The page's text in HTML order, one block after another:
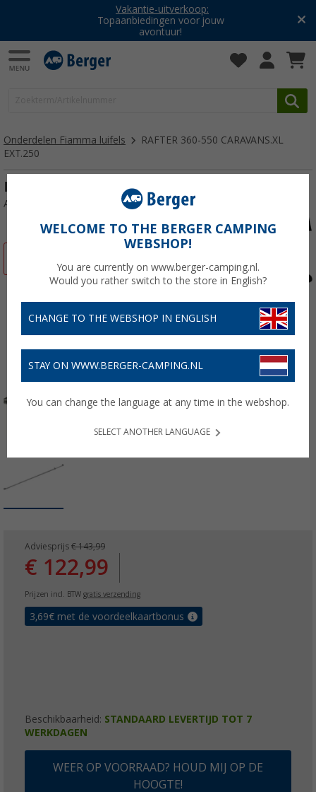
Vakantie-uitverkoop:
Topaanbiedingen voor jouw
avontuur!
Onderdelen Fiamma luifels
RAFTER 360-550 CARAVANS.XL
EXT.250
RAFTER 360-550 CARAVANS.XL EXT.250
Artikelnr: 220002XZ
Adviesprijs € 143,99
€ 122,99
Prijzen incl. BTW gratis verzending
3,69€ met de voordeelkaartbonus
Beschikbaarheid: STANDAARD LEVERTIJD TOT 7
WERKDAGEN
WEER OP VOORRAAD? HOUD MIJ OP DE
HOOGTE!
WELCOME TO THE BERGER CAMPING
WEBSHOP!
You are currently on www.berger-camping.nl.
Would you rather switch to the store in English?
CHANGE TO THE WEBSHOP IN ENGLISH
STAY ON WWW.BERGER-CAMPING.NL
You can change the language at any time in the webshop.
SELECT ANOTHER LANGUAGE